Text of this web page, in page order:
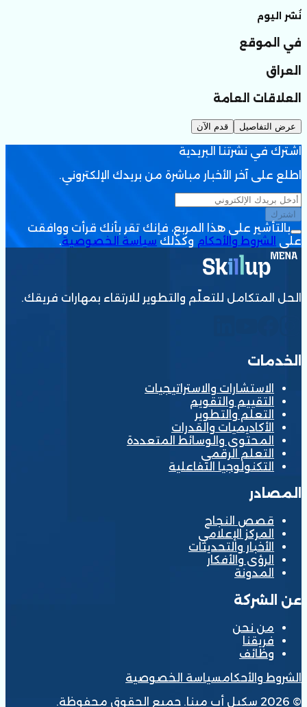
نُشر اليوم
في الموقع
العراق
العلاقات العامة
عرض التفاصيل قدم الآن
اشترك في نشرتنا البريدية
اطلع على آخر الأخبار مباشرة من بريدك الإلكتروني.
اشترك
بالتأشير على هذا المربع، فإنك تقر بأنك قرأت ووافقت
على الشروط والأحكام وكذلك سياسة الخصوصية.
الحل المتكامل للتعلّم والتطوير للارتقاء بمهارات فريقك.
الخدمات
الاستشارات والاستراتيجيات
التقييم والتقويم
التعلم والتطوير
الأكاديميات والقدرات
المحتوى والوسائط المتعددة
التعلم الرقمي
التكنولوجيا التفاعلية
المصادر
قصص النجاح
المركز الإعلامي
الأخبار والتحديثات
الرؤى والأفكار
المدونة
عن الشركة
من نحن
فريقنا
وظائف
الشروط والأحكامسياسة الخصوصية
© 2026 سكيل أب مينا. جميع الحقوق محفوظة.